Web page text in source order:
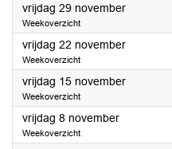
vrijdag 29 november2024
Weekoverzicht
vrijdag 22 november2024
Weekoverzicht
vrijdag 15 november2024
Weekoverzicht
vrijdag 8 november2024
Weekoverzicht